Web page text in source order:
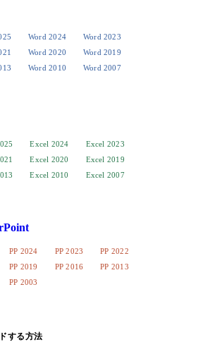
Word 2024
Word 2023
Word 2020
Word 2019
Word 2010
Word 2007
Excel 2024
Excel 2023
Excel 2020
Excel 2019
Excel 2010
Excel 2007
PP 2024 PP 2023
PP 2022
PP 2019 PP 2016
PP 2013
PP 2003
する方法